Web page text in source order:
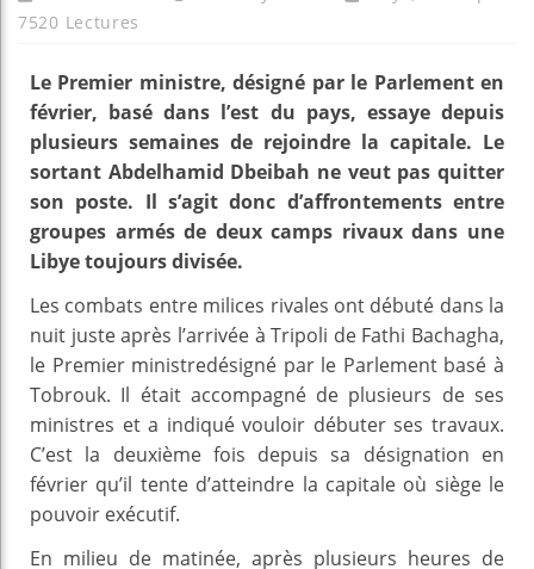
7520 Lectures
Le Premier ministre, désigné par le Parlement en
février, basé dans l’est du pays, essaye depuis
plusieurs semaines de rejoindre la capitale. Le
sortant Abdelhamid Dbeibah ne veut pas quitter
son poste. Il s’agit donc d’affrontements entre
groupes armés de deux camps rivaux dans une
Libye toujours divisée.
Les combats entre milices rivales ont débuté dans la
nuit juste après l’arrivée à Tripoli de Fathi Bachagha,
le Premier ministredésigné par le Parlement basé à
Tobrouk. Il était accompagné de plusieurs de ses
ministres et a indiqué vouloir débuter ses travaux.
C’est la deuxième fois depuis sa désignation en
février qu’il tente d’atteindre la capitale où siège le
pouvoir exécutif.
En milieu de matinée, après plusieurs heures de